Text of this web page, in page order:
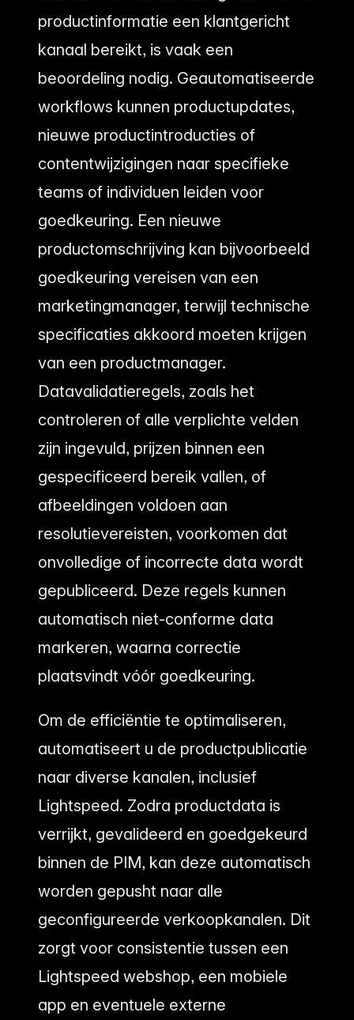
productinformatie een klantgericht
kanaal bereikt, is vaak een
beoordeling nodig. Geautomatiseerde
workflows kunnen productupdates,
nieuwe productintroducties of
contentwijzigingen naar specifieke
teams of individuen leiden voor
goedkeuring. Een nieuwe
productomschrijving kan bijvoorbeeld
goedkeuring vereisen van een
marketingmanager, terwijl technische
specificaties akkoord moeten krijgen
van een productmanager.
Datavalidatieregels, zoals het
controleren of alle verplichte velden
zijn ingevuld, prijzen binnen een
gespecificeerd bereik vallen, of
afbeeldingen voldoen aan
resolutievereisten, voorkomen dat
onvolledige of incorrecte data wordt
gepubliceerd. Deze regels kunnen
automatisch niet-conforme data
markeren, waarna correctie
plaatsvindt vóór goedkeuring.
Om de efficiëntie te optimaliseren,
automatiseert u de productpublicatie
naar diverse kanalen, inclusief
Lightspeed. Zodra productdata is
verrijkt, gevalideerd en goedgekeurd
binnen de PIM, kan deze automatisch
worden gepusht naar alle
geconfigureerde verkoopkanalen. Dit
zorgt voor consistentie tussen een
Lightspeed webshop, een mobiele
app en eventuele externe